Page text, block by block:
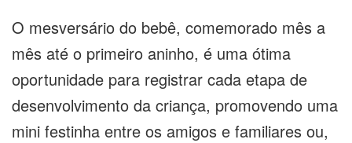
O mesversário do bebê, comemorado mês a
mês até o primeiro aninho, é uma ótima
oportunidade para registrar cada etapa de
desenvolvimento da criança, promovendo uma
mini festinha entre os amigos e familiares ou,